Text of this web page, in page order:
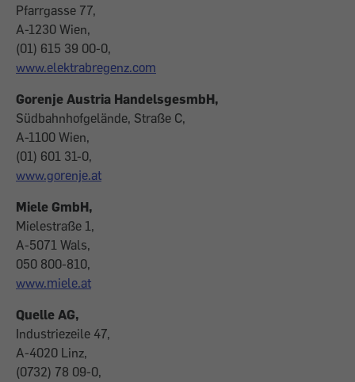
Pfarrgasse 77,
A-1230 Wien,
(01) 615 39 00-0,
www.elektrabregenz.com
Gorenje Austria HandelsgesmbH,
Südbahnhofgelände, Straße C,
A-1100 Wien,
(01) 601 31-0,
www.gorenje.at
Miele GmbH,
Mielestraße 1,
A-5071 Wals,
050 800-810,
www.miele.at
Quelle AG,
Industriezeile 47,
A-4020 Linz,
(0732) 78 09-0,